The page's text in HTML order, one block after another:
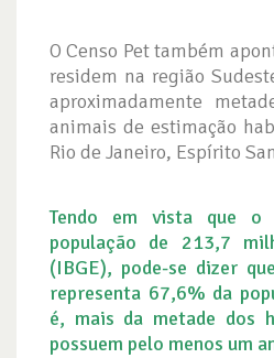
O Censo Pet também
residem na região
aproximadamente
animais de estimação
Rio de Janeiro, Espírito
Tendo em vista que o
população de 213,7
(IBGE), pode-se dizer
representa 67,6% da
é, mais da metade dos
possuem pelo menos um